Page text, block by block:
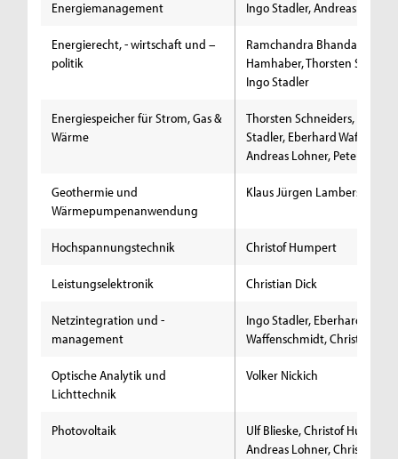
Energiemanagement Ingo Stadler, Andreas Lohner
Energierecht, - wirtschaft und –
politik
Ramchandra Bhandari,
Hamhaber, Thorsten
Ingo Stadler
Energiespeicher für Strom, Gas &
Wärme
Thorsten Schneiders, Ingo
Stadler, Eberhard
Andreas Lohner, Peter
Geothermie und
Wärmepumpenanwendung
Klaus Jürgen Lambers
Hochspannungstechnik Christof Humpert
Leistungselektronik Christian Dick
Netzintegration und -
management
Ingo Stadler, Eberhard
Waffenschmidt, Christian
Optische Analytik und
Lichttechnik
Volker Nickich
Photovoltaik
Ulf Blieske, Christof Humpert,
Andreas Lohner, Christian